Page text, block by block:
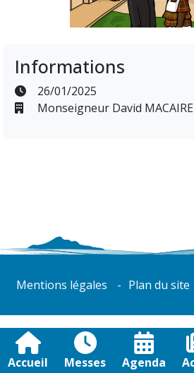
Accueil Messes Agenda
Informations
26/01/2025
Monseigneur David MACAIRE
Mentions légales Plan du site